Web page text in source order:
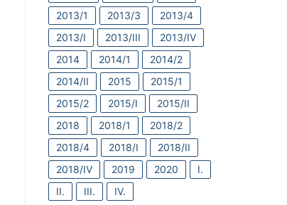
2013/1
2013/3
2013/4
2013/I
2013/III
2013/IV
2014
2014/1
2014/2
2014/II
2015
2015/1
2015/2
2015/I
2015/II
2018
2018/1
2018/2
2018/4
2018/I
2018/II
2018/IV
2019 2020
I.
II.
III. IV.